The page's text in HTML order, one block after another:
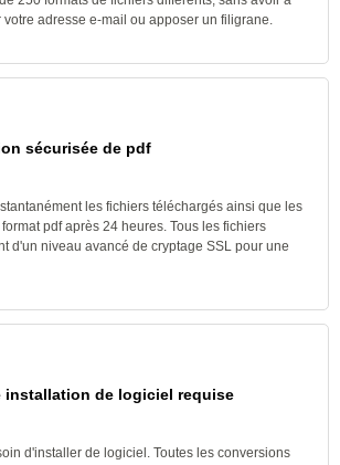
votre adresse e-mail ou apposer un filigrane.
sécurisée de pdf
les fichiers téléchargés ainsi que les
pdf après 24 heures. Tous les fichiers
d'un niveau avancé de cryptage SSL pour une
installation de logiciel requise
d'installer de logiciel. Toutes les conversions